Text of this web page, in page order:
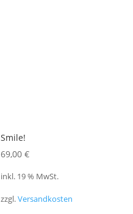
Smile!
69,00€
inkl. 19 % MwSt.
zzgl.Versandkosten